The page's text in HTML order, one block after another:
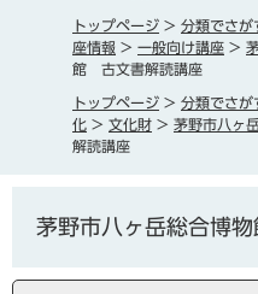
トップページ > 分類でさが
座情報 > 一般向け講座 >
館 古文書解読講座
トップページ > 分類でさが
化 > 文化財 > 茅野市八ヶ
解読講座
茅野市八ヶ岳総合博物